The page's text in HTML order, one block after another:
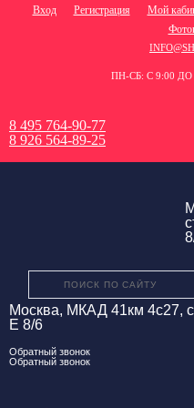
Вход Регистрация Мой
ПН-СБ: С 9:00
8 495 764-90-77
8 926 564-89-25
Москва, МКАД 41км 4с27,
Е 8/6
Обратный звонок
Обратный звонок